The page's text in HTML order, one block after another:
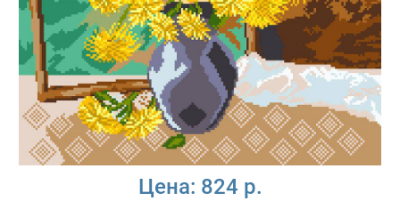
Цена: 824 р.